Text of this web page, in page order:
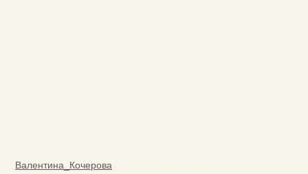
Валентина_Кочерова